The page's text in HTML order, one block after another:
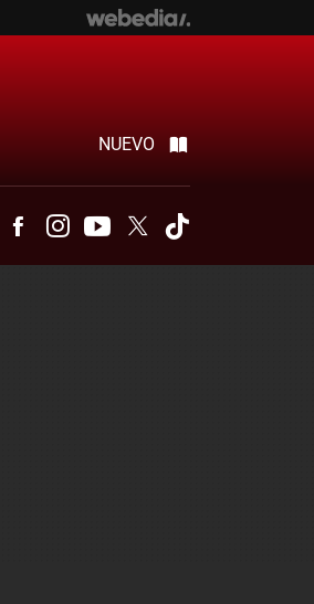
NUEVO
TelegramFacebookInstagramYoutubeTwitter